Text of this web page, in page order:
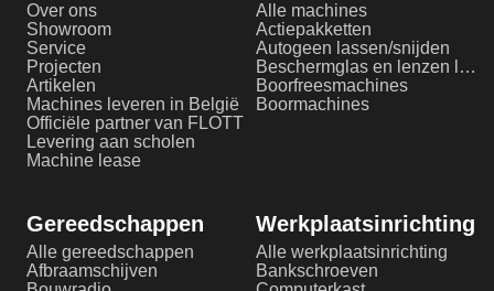
Over ons
Showroom
Service
Projecten
Artikelen
Machines leveren in België
Officiële partner van FLOTT
Levering aan scholen
Machine lease
Alle machines
Actiepakketten
Autogeen lassen/snijden
Beschermglas en lenzen laserlassen
Boorfreesmachines
Boormachines
Gereedschappen
Alle gereedschappen
Afbraamschijven
Werkplaatsinrichting
Alle werkplaatsinrichting
Bankschroeven